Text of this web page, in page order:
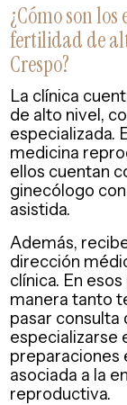
¿Cómo son
fertilidad de
Crespo?
La clínica
de alto nivel,
especializada.
medicina
ellos cuentan
ginecólogo
asistida.
Además,
dirección
clínica. En
manera tanto
pasar consulta
especializarse
preparaciones
asociada a la
reproductiva.